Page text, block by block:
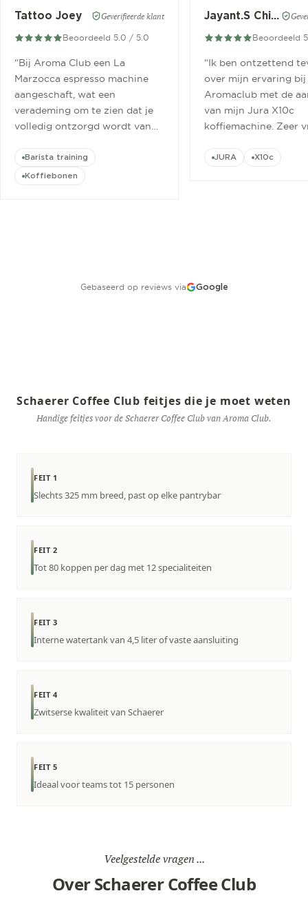
Tattoo Joey Geverifieerde klant
Beoordeeld 5.0 / 5.0
“Bij Aroma Club een La
Marzocca espresso machine
aangeschaft, wat een
verademing om te zien dat je
volledig ontzorgd wordt van
cursus.”
Barista training
Koffiebonen
Jayant.S Chitaroe
Beoordeeld
“Ik ben ontzettend
over mijn ervaring bij
Aromaclub met de
van mijn Jura X10c
koffiemachine. Zeer
JURA X10c
Gebaseerd op reviews via Google
Schaerer Coffee Club feitjes die je moet weten
Handige feitjes voor de Schaerer Coffee Club van Aroma Club.
FEIT 1
Slechts 325 mm breed, past op elke pantrybar
FEIT 2
Tot 80 koppen per dag met 12 specialiteiten
FEIT 3
Interne watertank van 4,5 liter of vaste aansluiting
FEIT 4
Zwitserse kwaliteit van Schaerer
FEIT 5
Ideaal voor teams tot 15 personen
Veelgestelde vragen ...
Over Schaerer Coffee Club